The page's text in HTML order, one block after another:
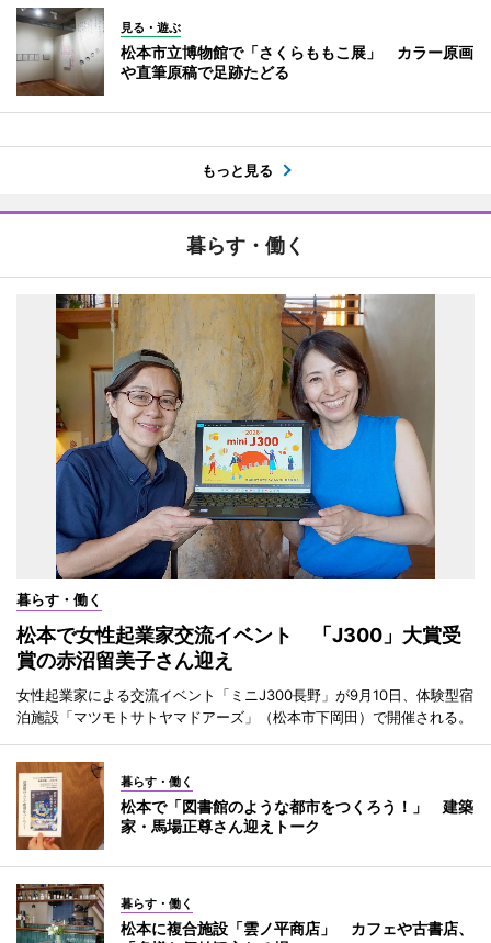
見る・遊ぶ
松本市立博物館で「さくらももこ展」 カラー原画
や直筆原稿で足跡たどる
もっと見る
暮らす・働く
暮らす・働く
松本で女性起業家交流イベント 「J300」大賞受
賞の赤沼留美子さん迎え
女性起業家による交流イベント「ミニJ300長野」が9月10日、体験型宿
泊施設「マツモトサトヤマドアーズ」（松本市下岡田）で開催される。
暮らす・働く
松本で「図書館のような都市をつくろう！」 建築
家・馬場正尊さん迎えトーク
暮らす・働く
松本に複合施設「雲ノ平商店」 カフェや古書店、